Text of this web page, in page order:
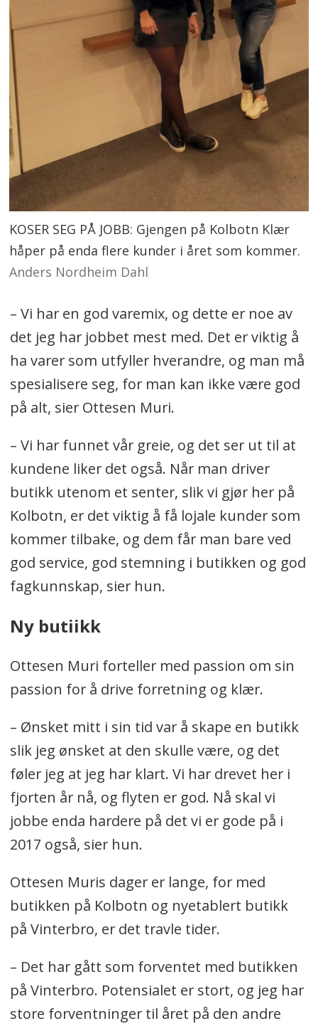
KOSER SEG PÅ JOBB: Gjengen på Kolbotn Klær
håper på enda flere kunder i året som kommer.
Anders Nordheim Dahl
– Vi har en god varemix, og dette er noe av
det jeg har jobbet mest med. Det er viktig å
ha varer som utfyller hverandre, og man må
spesialisere seg, for man kan ikke være god
på alt, sier Ottesen Muri.
– Vi har funnet vår greie, og det ser ut til at
kundene liker det også. Når man driver
butikk utenom et senter, slik vi gjør her på
Kolbotn, er det viktig å få lojale kunder som
kommer tilbake, og dem får man bare ved
god service, god stemning i butikken og god
fagkunnskap, sier hun.
Ny butiikk
Ottesen Muri forteller med passion om sin
passion for å drive forretning og klær.
– Ønsket mitt i sin tid var å skape en butikk
slik jeg ønsket at den skulle være, og det
føler jeg at jeg har klart. Vi har drevet her i
fjorten år nå, og flyten er god. Nå skal vi
jobbe enda hardere på det vi er gode på i
2017 også, sier hun.
Ottesen Muris dager er lange, for med
butikken på Kolbotn og nyetablert butikk
på Vinterbro, er det travle tider.
– Det har gått som forventet med butikken
på Vinterbro. Potensialet er stort, og jeg har
store forventninger til året på den andre